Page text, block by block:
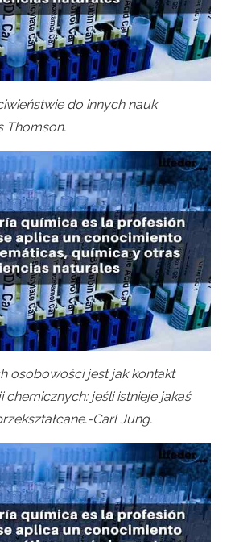
do innych nauk
Thomson.
osobowości jest jak kontakt
jeśli istnieje jakaś
Carl Jung.